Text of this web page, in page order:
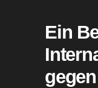
Ein